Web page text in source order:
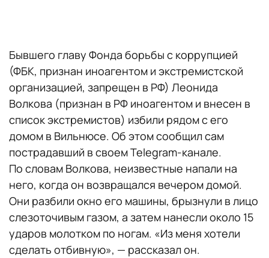
Бывшего главу Фонда борьбы с коррупцией
(ФБК, признан иноагентом и экстремистской
организацией, запрещен в РФ) Леонида
Волкова (признан в РФ иноагентом и внесен в
список экстремистов) избили рядом с его
домом в Вильнюсе. Об этом сообщил сам
пострадавший в своем Telegram-канале.
По словам Волкова, неизвестные напали на
него, когда он возвращался вечером домой.
Они разбили окно его машины, брызнули в лицо
слезоточивым газом, а затем нанесли около 15
ударов молотком по ногам. «Из меня хотели
сделать отбивную», — рассказал он.